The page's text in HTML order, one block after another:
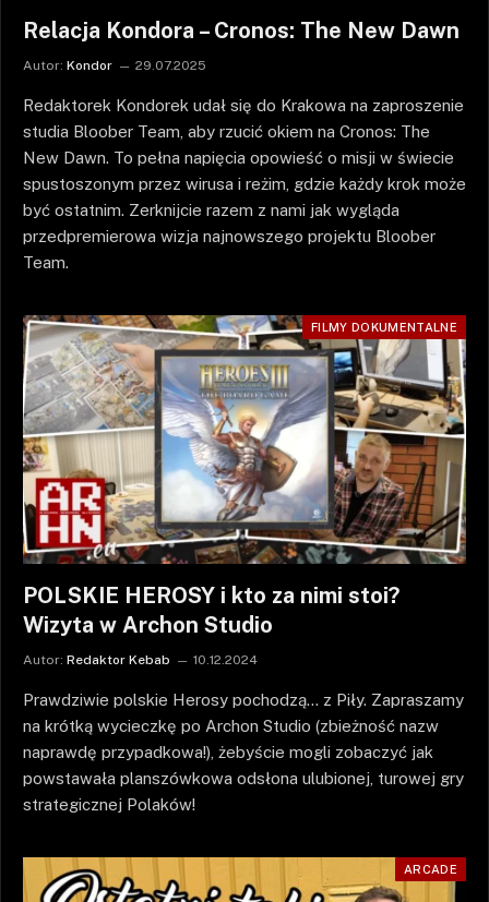
Relacja Kondora – Cronos: The New Dawn
Autor: Kondor 29.07.2025
Redaktorek Kondorek udał się do Krakowa na zaproszenie
studia Bloober Team, aby rzucić okiem na Cronos: The
New Dawn. To pełna napięcia opowieść o misji w świecie
spustoszonym przez wirusa i reżim, gdzie każdy krok może
być ostatnim. Zerknijcie razem z nami jak wygląda
przedpremierowa wizja najnowszego projektu Bloober
Team.
FILMY DOKUMENTALNE
POLSKIE HEROSY i kto za nimi stoi?
Wizyta w Archon Studio
Autor: Redaktor Kebab 10.12.2024
Prawdziwie polskie Herosy pochodzą… z Piły. Zapraszamy
na krótką wycieczkę po Archon Studio (zbieżność nazw
naprawdę przypadkowa!), żebyście mogli zobaczyć jak
powstawała planszówkowa odsłona ulubionej, turowej gry
strategicznej Polaków!
ARCADE